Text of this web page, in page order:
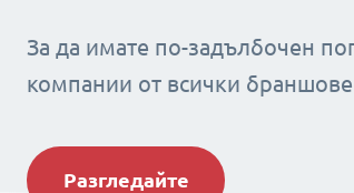
За да имате по-задълбочен
компании от всички браншове
Разгледайте